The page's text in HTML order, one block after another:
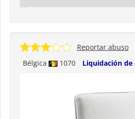
Bélgica 1070 Liquidación de
Reportar abuso